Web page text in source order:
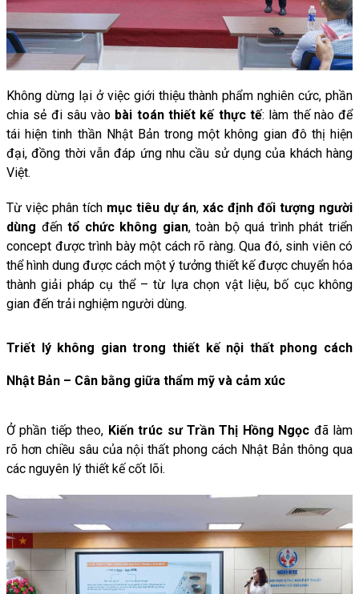
Không dừng lại ở việc giới thiệuthànhphẩm nghiên cức,phần
chia sẻ đi sâuvào bài toánthiết kế thực tế: làm thế nàođể
táihiệntinh thần Nhật Bảntrongmộtkhông gian đô thịhiện
đại,đồng thờivẫnđáp ứngnhucầu sửdụngcủa kháchhàng
Việt.
Từ việc phân tích mục tiêu dự án,xácđịnhđốitượng người
dùng đếntổ chức không gian,toàn bộquá trìnhpháttriển
concept được trình bày một cách rõ ràng. Qua đó, sinh viên có
thểhình dung được cách một ý tưởng thiết kếđược chuyển hóa
thànhgiải phápcụ thể –từ lựachọn vật liệu,bố cụckhông
gian đến trải nghiệm người dùng.
Triết lý không gian trong thiết kế nội thất phong cách
Nhật Bản – Cân bằng giữa thẩm mỹ và cảm xúc
Ởphần tiếp theo, Kiến trúc sư Trần Thị Hồng Ngọc đã làm
rõ hơn chiều sâu của nội thất phong cách Nhật Bản thông qua
các nguyên lý thiết kếcốt lõi.